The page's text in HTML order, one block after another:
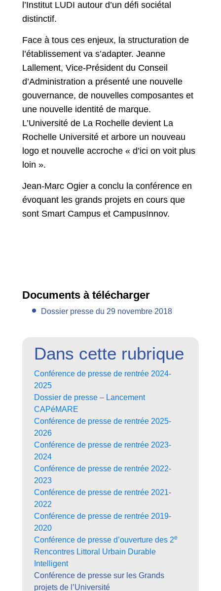
l’Institut LUDI autour d’un défi sociétal
distinctif.
Face à tous ces enjeux, la structuration de
l’établissement va s’adapter. Jeanne
Lallement, Vice-Président du Conseil
d’Administration a présenté une nouvelle
gouvernance, de nouvelles composantes et
une nouvelle identité de marque.
L’Université de La Rochelle devient La
Rochelle Université et arbore un nouveau
logo et nouvelle accroche « d’ici on voit plus
loin ».
Jean-Marc Ogier a conclu la conférence en
évoquant les grands projets en cours que
sont Smart Campus et CampusInnov.
Documents à télécharger
Dossier presse du 29 novembre 2018
Dans cette rubrique
Conférence de presse de rentrée 2024-
2025
Dossier de presse – Lancement
CAPéMARE
Conférence de presse de rentrée 2025-
2026
Conférence de presse de rentrée 2023-
2024
Conférence de presse de rentrée 2022-
2023
Conférence de presse de rentrée 2021-
2022
Conférence de presse de rentrée 2019-
2020
Conférence de presse d’ouverture des 2e
Rencontres Littoral Urbain Durable
Intelligent
Conférence de presse sur les Grands
projets de l’Université